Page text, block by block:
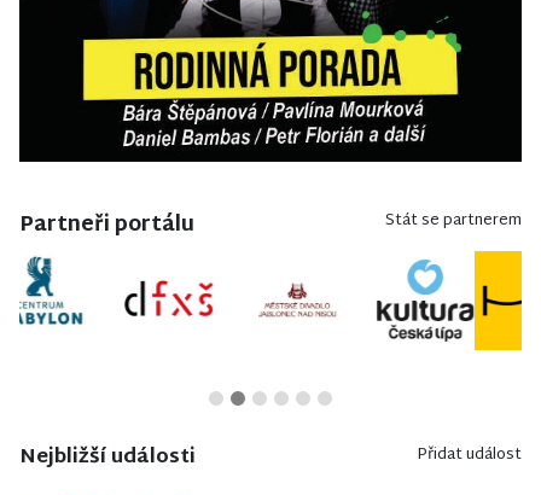
Partneři portálu Stát se partnerem
Nejbližší události Přidat událost